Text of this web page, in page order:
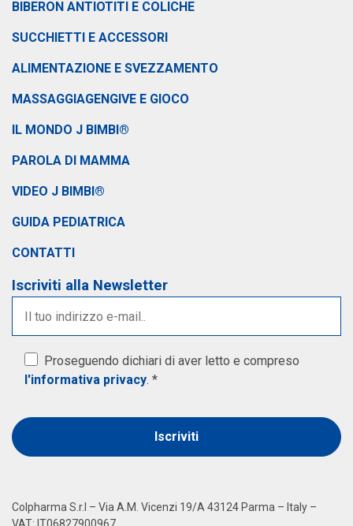
BIBERON ANTIOTITI E COLICHE
SUCCHIETTI E ACCESSORI
ALIMENTAZIONE E SVEZZAMENTO
MASSAGGIAGENGIVE E GIOCO
IL MONDO J BIMBI®
PAROLA DI MAMMA
VIDEO J BIMBI®
GUIDA PEDIATRICA
CONTATTI
Iscriviti alla Newsletter
Proseguendo dichiari di aver letto e compreso
l'informativa privacy. *
Colpharma S.r.l – Via A.M. Vicenzi 19/A 43124 Parma – Italy –